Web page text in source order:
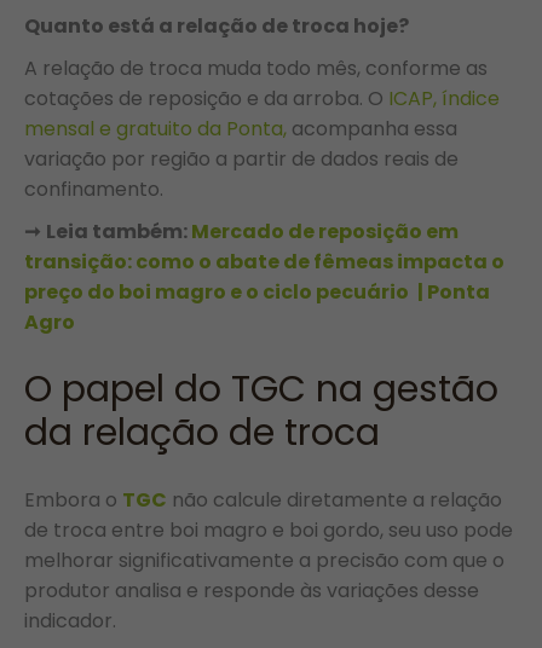
Quanto está a relação de troca hoje?
A relação de troca muda todo mês, conforme as
cotações de reposição e da arroba. O ICAP, índice
mensal e gratuito da Ponta, acompanha essa
variação por região a partir de dados reais de
confinamento.
➞ Leia também:Mercado de reposição em
transição: como o abate de fêmeas impacta o
preço do boi magro e o ciclo pecuário | Ponta
Agro
O papel do TGC na gestão
da relação de troca
Embora o TGC não calcule diretamente a relação
de troca entre boi magro e boi gordo, seu uso pode
melhorar significativamente a precisão com que o
produtor analisa e responde às variações desse
indicador.